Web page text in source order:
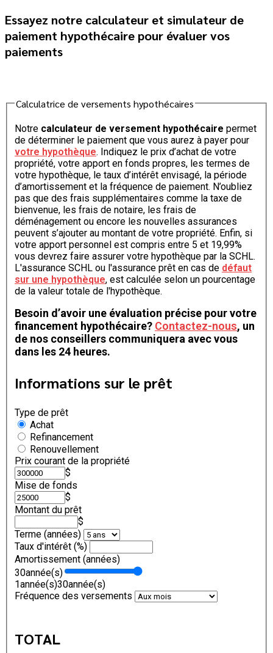
Essayez notre calculateur et simulateur de
paiement hypothécaire pour évaluer vos
paiements
Calculatrice de versements hypothécaires
Notre calculateur de versement hypothécaire permet
de déterminer le paiement que vous aurez à payer pour
votre hypothèque. Indiquez le prix d’achat de votre
propriété, votre apport en fonds propres, les termes de
votre hypothèque, le taux d’intérêt envisagé, la période
d’amortissement et la fréquence de paiement. N’oubliez
pas que des frais supplémentaires comme la taxe de
bienvenue, les frais de notaire, les frais de
déménagement ou encore les nouvelles assurances
peuvent s’ajouter au montant de votre propriété. Enfin, si
votre apport personnel est compris entre 5 et 19,99%
vous devrez faire assurer votre hypothèque par la SCHL.
L'assurance SCHL ou l'assurance prêt en cas de défaut
sur une hypothèque, est calculée selon un pourcentage
de la valeur totale de l'hypothèque.
Besoin d’avoir une évaluation précise pour votre
financement hypothécaire? Contactez-nous, un
de nos conseillers communiquera avec vous
dans les 24 heures.
Informations sur le prêt
Type de prêt
Achat
Refinancement
Renouvellement
Prix courant de la propriété
$
Mise de fonds
$
Montant du prêt
$
Terme (années)
Taux d'intérêt (%)
Amortissement (années)
30année(s)
1année(s)30année(s)
Fréquence des versements
TOTAL